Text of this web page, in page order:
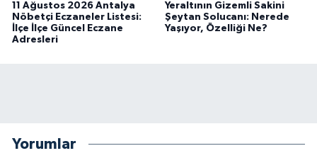
11 Ağustos 2026 Antalya
Nöbetçi Eczaneler Listesi:
İlçe İlçe Güncel Eczane
Adresleri
Yeraltının Gizemli Sakini
Şeytan Solucanı: Nerede
Yaşıyor, Özelliği Ne?
Yorumlar